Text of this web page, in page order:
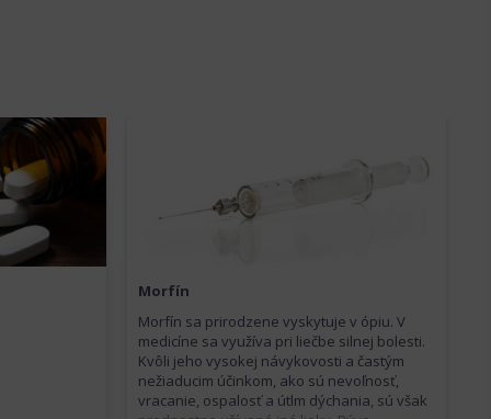
cestou k
Morfín
Morfín sa prirodzene vyskytuje v ópiu. V
medicíne sa využíva pri liečbe silnej bolesti.
Kvôli jeho vysokej návykovosti a častým
nežiaducim účinkom, ako sú nevoľnosť,
vracanie, ospalosť a útlm dýchania, sú však